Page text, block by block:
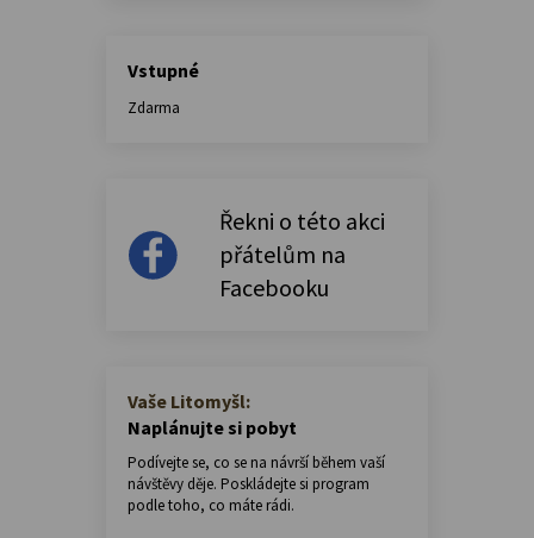
Vstupné
Zdarma
Řekni o této akci
přátelům na
Facebooku
Vaše Litomyšl:
Naplánujte si pobyt
Podívejte se, co se na návrší během vaší
návštěvy děje. Poskládejte si program
podle toho, co máte rádi.